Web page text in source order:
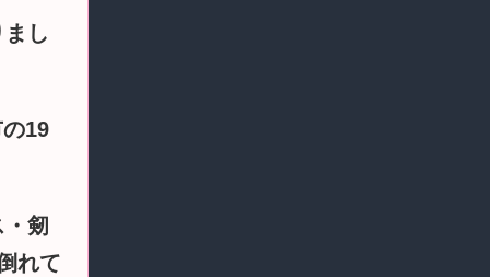
し
19
剱
れて